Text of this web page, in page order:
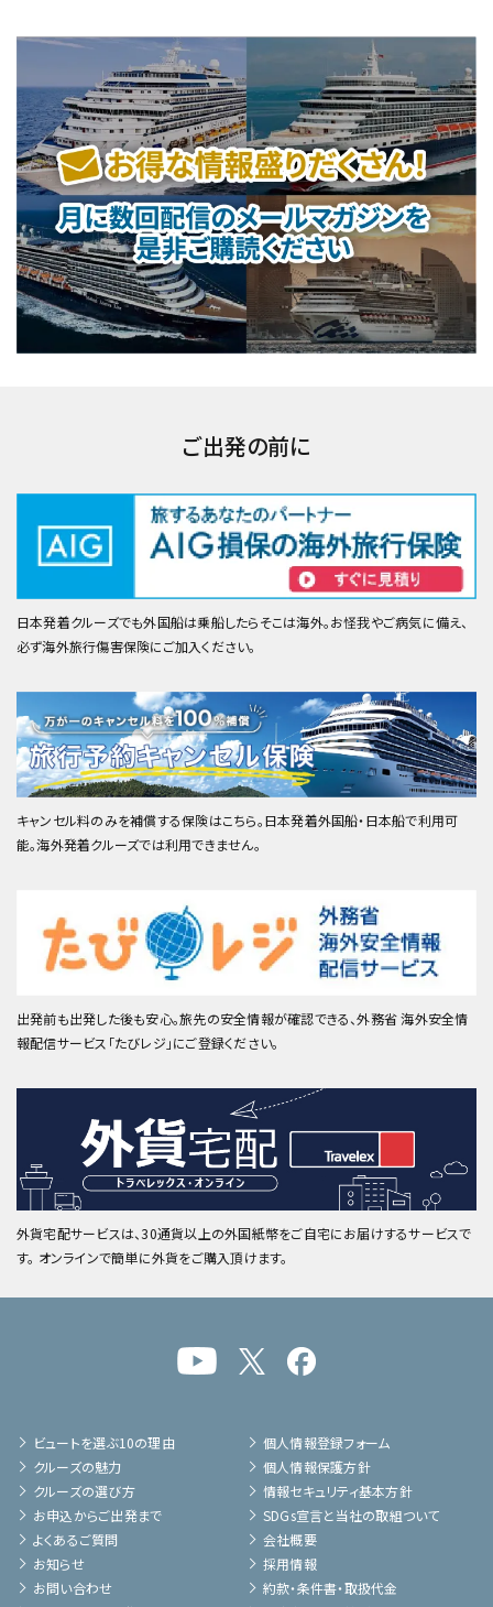
ご出発の前に
日本発着クルーズでも外国船は乗船したらそこは海外。お怪我やご病気に備え、
必ず海外旅行傷害保険にご加入ください。
キャンセル料のみを補償する保険はこちら。日本発着外国船・日本船で利用可
能。海外発着クルーズでは利用できません。
出発前も出発した後も安心。旅先の安全情報が確認できる、外務省 海外安全情
報配信サービス「たびレジ」にご登録ください。
外貨宅配サービスは、30通貨以上の外国紙幣をご自宅にお届けするサービスで
す。 オンラインで簡単に外貨をご購入頂けます。
ビュートを選ぶ10の理由
クルーズの魅力
クルーズの選び方
お申込からご出発まで
よくあるご質問
お知らせ
お問い合わせ
個人情報登録フォーム
個人情報保護方針
情報セキュリティ基本方針
SDGs宣言と当社の取組ついて
会社概要
採用情報
約款・条件書・取扱代金